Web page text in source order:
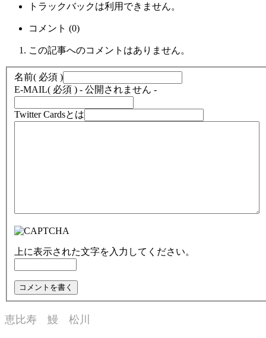
トラックバックは利用できません。
コメント (0)
この記事へのコメントはありません。
名前( 必須 )
E-MAIL( 必須 ) - 公開されません -
Twitter Cardsとは
上に表示された文字を入力してください。
恵比寿 鰻 松川